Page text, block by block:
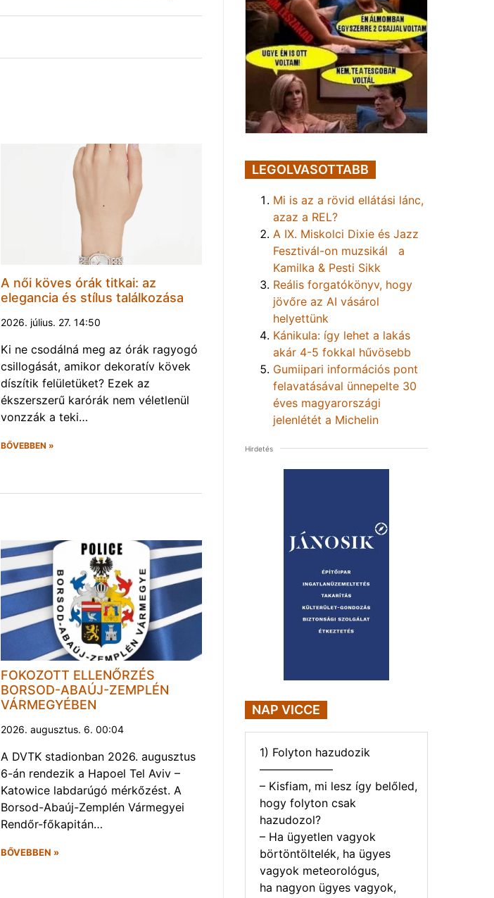
A női köves órák titkai: az
elegancia és stílus találkozása
2026. július. 27. 14:50
Ki ne csodálná meg az órák ragyogó
csillogását, amikor dekoratív kövek
díszítik felületüket? Ezek az
ékszerszerű karórák nem véletlenül
vonzzák a teki…
BŐVEBBEN »
FOKOZOTT ELLENŐRZÉS
BORSOD-ABAÚJ-ZEMPLÉN
VÁRMEGYÉBEN
2026. augusztus. 6. 00:04
A DVTK stadionban 2026. augusztus
6-án rendezik a Hapoel Tel Aviv –
Katowice labdarúgó mérkőzést. A
Borsod-Abaúj-Zemplén Vármegyei
Rendőr-főkapitán…
BŐVEBBEN »
LEGOLVASOTTABB
Mi is az a rövid ellátási lánc,
azaz a REL?
A IX. Miskolci Dixie és Jazz
Fesztivál-on muzsikál a
Kamilka & Pesti Sikk
Reális forgatókönyv, hogy
jövőre az AI vásárol
helyettünk
Kánikula: így lehet a lakás
akár 4-5 fokkal hűvösebb
Gumiipari információs pont
felavatásával ünnepelte 30
éves magyarországi
jelenlétét a Michelin
Hirdetés
NAP VICCE
1) Folyton hazudozik
——————–
– Kisfiam, mi lesz így belőled,
hogy folyton csak
hazudozol?
– Ha ügyetlen vagyok
börtöntöltelék, ha ügyes
vagyok meteorológus,
ha nagyon ügyes vagyok,